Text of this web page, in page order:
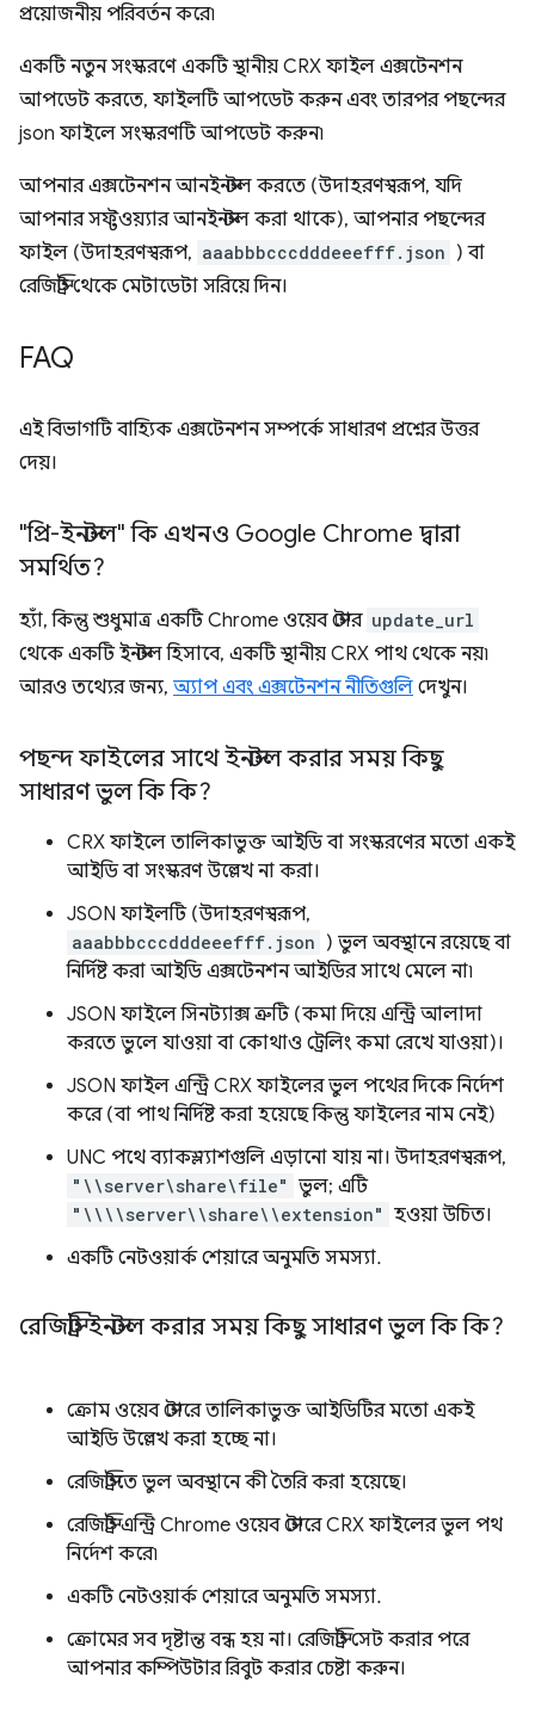
প্রয়োজনীয় পরিবর্তন করে৷
একটি নতুন সংস্করণে একটি স্থানীয় CRX ফাইল এক্সটেনশন
আপডেট করতে, ফাইলটি আপডেট করুন এবং তারপর পছন্দের
json ফাইলে সংস্করণটি আপডেট করুন৷
আপনার এক্সটেনশন আনইনস্টল করতে (উদাহরণস্বরূপ, যদি
আপনার সফ্টওয়্যার আনইনস্টল করা থাকে), আপনার পছন্দের
ফাইল (উদাহরণস্বরূপ, aaabbbcccdddeeefff.json ) বা
রেজিস্ট্রি থেকে মেটাডেটা সরিয়ে দিন।
FAQ
এই বিভাগটি বাহ্যিক এক্সটেনশন সম্পর্কে সাধারণ প্রশ্নের উত্তর
দেয়।
"প্রি-ইনস্টল" কি এখনও Google Chrome দ্বারা
সমর্থিত?
হ্যাঁ, কিন্তু শুধুমাত্র একটি Chrome ওয়েব স্টোর update_url
থেকে একটি ইনস্টল হিসাবে, একটি স্থানীয় CRX পাথ থেকে নয়৷
আরও তথ্যের জন্য, অ্যাপ এবং এক্সটেনশন নীতিগুলি দেখুন।
পছন্দ ফাইলের সাথে ইনস্টল করার সময় কিছু
সাধারণ ভুল কি কি?
CRX ফাইলে তালিকাভুক্ত আইডি বা সংস্করণের মতো একই
আইডি বা সংস্করণ উল্লেখ না করা।
JSON ফাইলটি (উদাহরণস্বরূপ,
aaabbbcccdddeeefff.json ) ভুল অবস্থানে রয়েছে বা
নির্দিষ্ট করা আইডি এক্সটেনশন আইডির সাথে মেলে না৷
JSON ফাইলে সিনট্যাক্স ত্রুটি (কমা দিয়ে এন্ট্রি আলাদা
করতে ভুলে যাওয়া বা কোথাও ট্রেলিং কমা রেখে যাওয়া)।
JSON ফাইল এন্ট্রি CRX ফাইলের ভুল পথের দিকে নির্দেশ
করে (বা পাথ নির্দিষ্ট করা হয়েছে কিন্তু ফাইলের নাম নেই)
UNC পথে ব্যাকস্ল্যাশগুলি এড়ানো যায় না। উদাহরণস্বরূপ,
"\\server\share\file" ভুল; এটি
"\\\\server\\share\\extension" হওয়া উচিত।
একটি নেটওয়ার্ক শেয়ারে অনুমতি সমস্যা.
রেজিস্ট্রি ইনস্টল করার সময় কিছু সাধারণ ভুল কি কি?
ক্রোম ওয়েব স্টোরে তালিকাভুক্ত আইডিটির মতো একই
আইডি উল্লেখ করা হচ্ছে না।
রেজিস্ট্রিতে ভুল অবস্থানে কী তৈরি করা হয়েছে।
রেজিস্ট্রি এন্ট্রি Chrome ওয়েব স্টোরে CRX ফাইলের ভুল পথ
নির্দেশ করে৷
একটি নেটওয়ার্ক শেয়ারে অনুমতি সমস্যা.
ক্রোমের সব দৃষ্টান্ত বন্ধ হয় না। রেজিস্ট্রি সেট করার পরে
আপনার কম্পিউটার রিবুট করার চেষ্টা করুন।